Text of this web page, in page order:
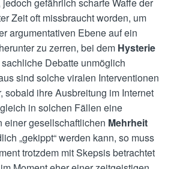
Zeit oft missbraucht worden, um
argumentativen Ebene auf ein
zu zerren, bei dem Hysterie
Debatte unmöglich
sind solche viralen Interventionen
sobald ihre Ausbreitung im Internet
in solchen Fällen eine
einer gesellschaftlichen Mehrheit
„gekippt“ werden kann, so muss
trotzdem mit Skepsis betrachtet